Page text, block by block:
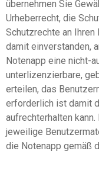
übernehmen Sie
Urheberrecht, die
Schutzrechte an Ihren
damit einverstanden,
Notenapp eine nicht-
unterlizenzierbare,
erteilen, das
erforderlich ist damit
aufrechterhalten
jeweilige
die Notenapp gemäß